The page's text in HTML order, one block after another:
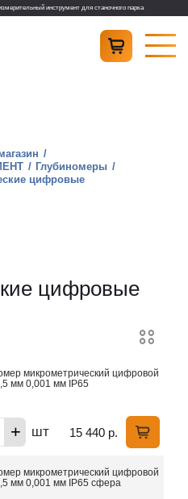
инструмент для станочного парка
Глубиномеры
цифровые
цифровые
микрометрический цифровой
мм 0,001 мм IP65
+ шт 15 440 р.
микрометрический цифровой
мм 0,001 мм IP65 сфера